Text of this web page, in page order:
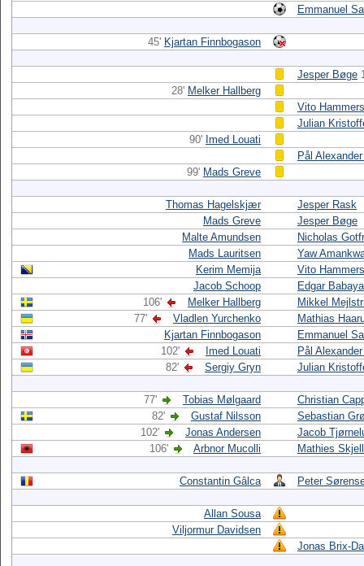
Emmanuel
45' Kjartan Finnbogason
Jesper Bøge
28' Melker Hallberg
Vito
Julian
90' Imed Louati
Pål
99' Mads Greve
Thomas Hagelskjær
Jesper Rask
Mads Greve
Jesper Bøge
Malte Amundsen
Nicholas
Mads Lauritsen
Yaw
Kerim Memija
Vito
Jacob Schoop
Edgar
106'
Melker Hallberg
Mikkel
77'
Vladlen Yurchenko
Mathias
Kjartan Finnbogason
Emmanuel
102'
Imed Louati
Pål
82'
Sergiy Gryn Julian
77' Tobias Mølgaard
Christian
82'
Gustaf Nilsson
Sebastian
102'
Jonas Andersen
Jacob
106'
Arbnor Mucolli Mathies
Constantin Gâlca Peter
Allan Sousa
Viljormur Davidsen
Jonas Brix-